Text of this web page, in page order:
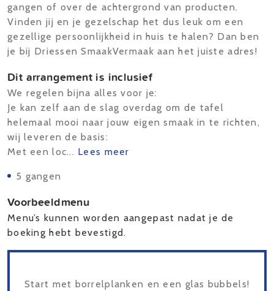
gangen of over de achtergrond van producten.
Vinden jij en je gezelschap het dus leuk om een
gezellige persoonlijkheid in huis te halen? Dan ben
je bij Driessen SmaakVermaak aan het juiste adres!
Dit arrangement is inclusief
We regelen bijna alles voor je:
Je kan zelf aan de slag overdag om de tafel
helemaal mooi naar jouw eigen smaak in te richten,
wij leveren de basis:
Met een loc... Lees meer
5 gangen
Voorbeeldmenu
Menu’s kunnen worden aangepast nadat je de
boeking hebt bevestigd.
Start met borrelplanken en een glas bubbels!